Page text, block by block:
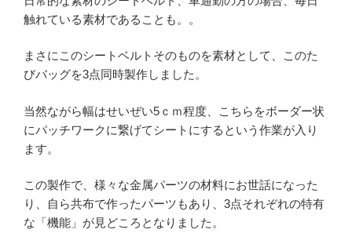
触れている素材であることも。。
まさにこのシートベルトそのものを素材として、このた
びバッグを3点同時製作しました。
当然ながら幅はせいぜい5ｃｍ程度、こちらをボーダー状
にパッチワークに繋げてシートにするという作業が入り
ます。
この製作で、様々な金属パーツの材料にお世話になった
り、自ら共布で作ったパーツもあり、3点それぞれの特有
な「機能」が見どころとなりました。